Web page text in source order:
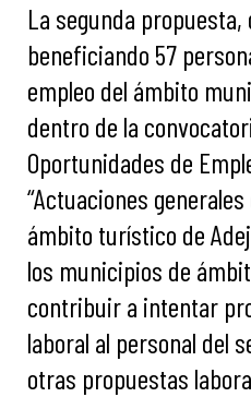
La segunda
beneficiando 57
empleo del ámbito
dentro de la
Oportunidades de
“Actuaciones
ámbito turístico de
los municipios de
contribuir a intentar
laboral al personal del
otras propuestas